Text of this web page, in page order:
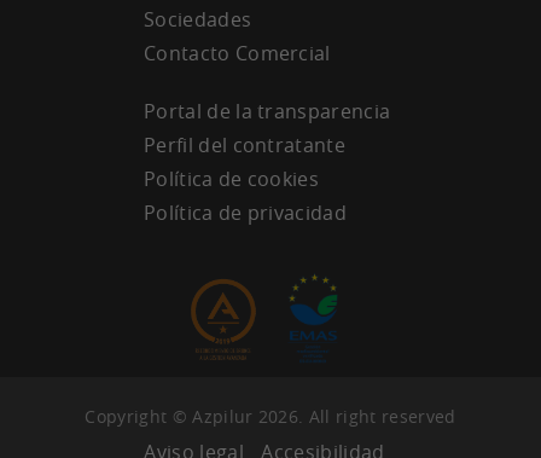
Sociedades
Contacto Comercial
Portal de la transparencia
Perfil del contratante
Política de cookies
Política de privacidad
Copyright © Azpilur 2026. All right reserved
Aviso legal Accesibilidad